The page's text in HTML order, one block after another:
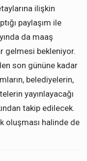
ilişkin
paylaşım ile
da maaş
gelmesi bekleniyor.
son gününe kadar
belediyelerin,
yayınlayacağı
takip edilecek.
oluşması halinde de